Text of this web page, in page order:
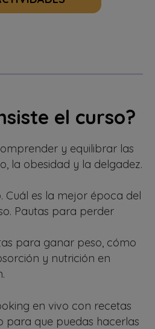
el curso?
y equilibrar las
la obesidad y la delgadez.
Cuál es la mejor época del
Pautas para perder
para ganar peso, cómo
y nutrición en
en vivo con recetas
para que puedas hacerlas